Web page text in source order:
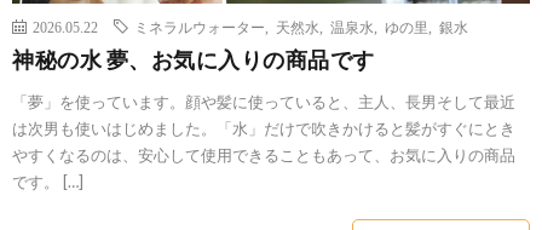
2026.05.22 ミネラルウォーター 天然水 温泉水 ゆの里 銀水
神秘の水 夢、お気に入りの商品です
「夢」を使っています。顔や髪に使っていると、主人、長男そして最近
は次男も使いはじめました。「水」だけで吹きかけると髪がすぐにとき
やすくなるのは、安心して使用できることもあって、お気に入りの商品
です。 […]